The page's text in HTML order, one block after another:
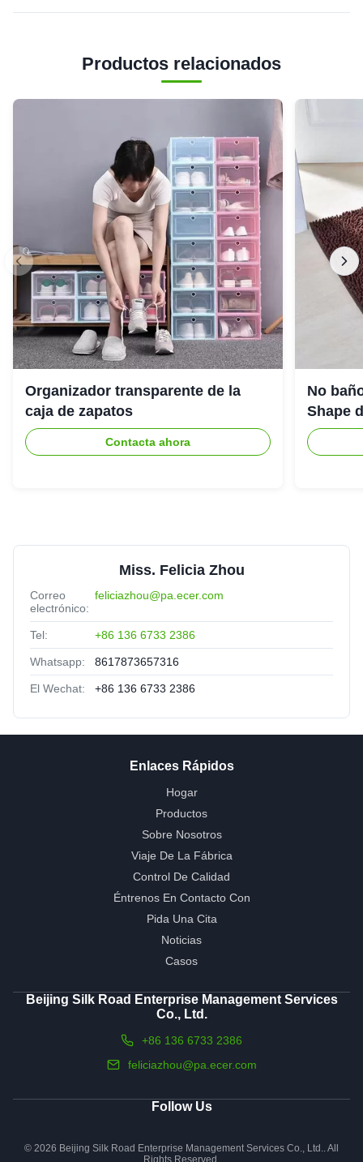
Productos relacionados
Organizador transparente de la
caja de zapatos
Contacta ahora
No
Shape
Miss. Felicia Zhou
Correo
electrónico:
feliciazhou@pa.ecer.com
Tel: +86 136 6733 2386
Whatsapp: 8617873657316
El Wechat: +86 136 6733 2386
Enlaces Rápidos
Hogar
Productos
Sobre Nosotros
Viaje De La Fábrica
Control De Calidad
Éntrenos En Contacto Con
Pida Una Cita
Noticias
Casos
Beijing Silk Road Enterprise Management Services
Co., Ltd.
+86 136 6733 2386
feliciazhou@pa.ecer.com
Follow Us
© 2026 Beijing Silk Road Enterprise Management Services Co., Ltd.. All
Rights Reserved.